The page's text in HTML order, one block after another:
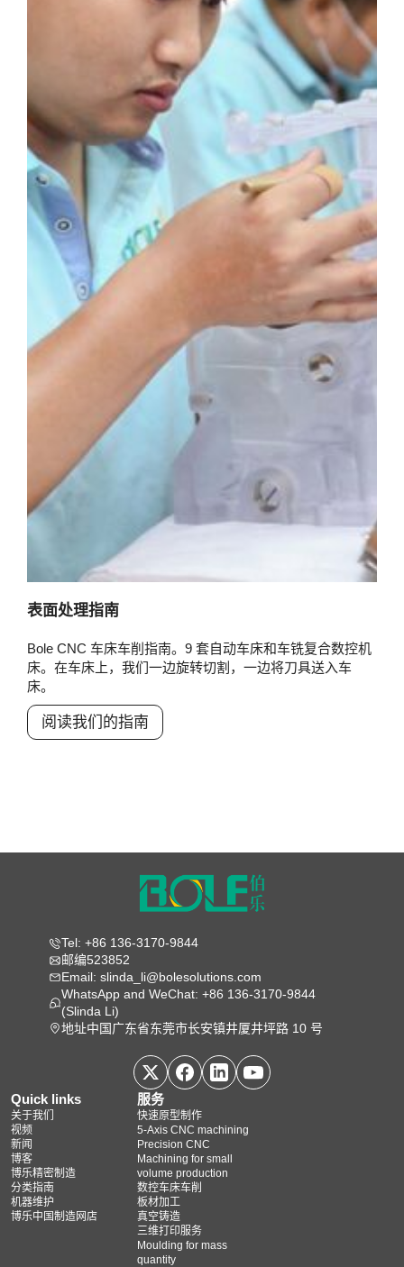
表面处理指南
Bole CNC 车床车削指南。9 套自动车床和车铣复合数控机
床。在车床上，我们一边旋转切割，一边将刀具送入车
床。
阅读我们的指南
Tel: +86 136-3170-9844
邮编523852
Email: slinda_li@bolesolutions.com
WhatsApp and WeChat: +86 136-3170-9844
(Slinda Li)
地址中国广东省东莞市长安镇井厦井坪路 10 号
Quick links
关于我们
视频
新闻
博客
博乐精密制造
分类指南
机器维护
博乐中国制造网店
服务
快速原型制作
5‑Axis CNC machining
Precision CNC
Machining for small
volume production
数控车床车削
板材加工
真空铸造
三维打印服务
Moulding for mass
quantity